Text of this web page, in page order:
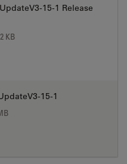
15-1 Release
KB
15-1